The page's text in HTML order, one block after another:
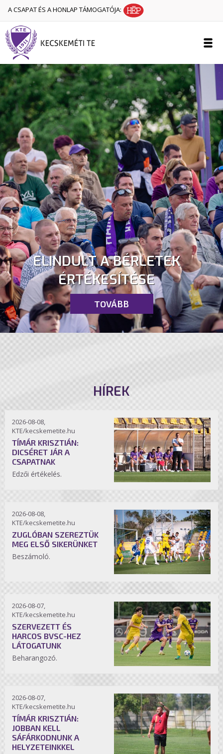
A CSAPAT ÉS A HONLAP TÁMOGATÓJA:
ELINDULT A BÉRLETEK
ÉRTÉKESÍTÉSE
TOVÁBB
HÍREK
2026-08-08,
KTE/kecskemetite.hu
TÍMÁR KRISZTIÁN:
DICSÉRET JÁR A
CSAPATNAK
Edzői értékelés.
2026-08-08,
KTE/kecskemetite.hu
ZUGLÓBAN SZEREZTÜK
MEG ELSŐ SIKERÜNKET
Beszámoló.
2026-08-07,
KTE/kecskemetite.hu
SZERVEZETT ÉS
HARCOS BVSC-HEZ
LÁTOGATUNK
Beharangozó.
2026-08-07,
KTE/kecskemetite.hu
TÍMÁR KRISZTIÁN:
JOBBAN KELL
SÁFÁRKODNUNK A
HELYZETEINKKEL